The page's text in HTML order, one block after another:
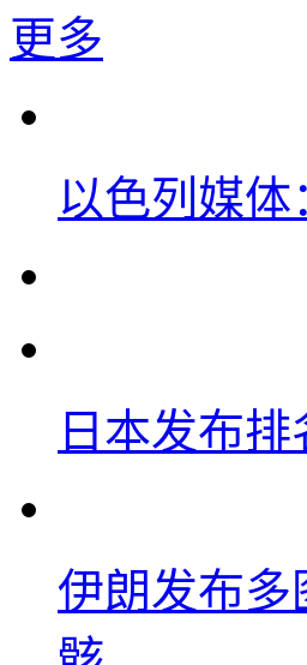
更多
以色列媒
日本发布
伊朗发布多